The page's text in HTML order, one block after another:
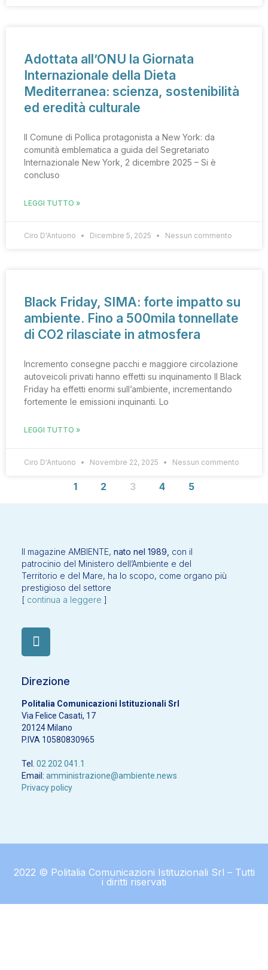
Adottata all’ONU la Giornata
Internazionale della Dieta
Mediterranea: scienza, sostenibilità
ed eredità culturale
Il Comune di Pollica protagonista a New York: da
comunità emblematica a guida del Segretariato
Internazionale New York, 2 dicembre 2025 – Si è
concluso
LEGGI TUTTO »
Ciro D'Antuono Dicembre 5, 2025 Nessun commento
Black Friday, SIMA: forte impatto su
ambiente. Fino a 500mila tonnellate
di CO2 rilasciate in atmosfera
Incremento consegne pacchi e maggiore circolazione
autoveicoli privati hanno effetti su inquinamento Il Black
Friday ha effetti enormi sull’ambiente, incrementando
fortemente le emissioni inquinanti. Lo
LEGGI TUTTO »
Ciro D'Antuono Novembre 22, 2025 Nessun commento
1 2 3 4 5
Il magazine AMBIENTE, nato nel 1989, con il
patrocinio del Ministero dell’Ambiente e del
Territorio e del Mare, ha lo scopo, come organo più
prestigioso del settore
[ continua a leggere ]
Direzione
Politalia Comunicazioni Istituzionali Srl
Via Felice Casati, 17
20124 Milano
P.IVA 10580830965
Tel. 02 202 041.1
Email: amministrazione@ambiente.news
Privacy policy
2022 © Politalia Comunicazioni Istituzionali Srl – Tutti
i diritti riservati